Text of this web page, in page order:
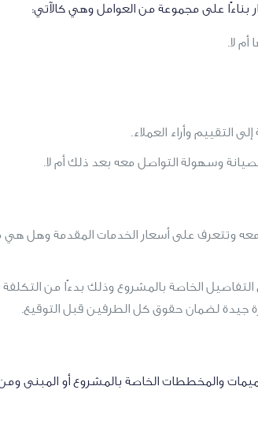
بناءًا على مجموعة من العوامل وهي كالآتي:
لا.
التقييم وأراء العملاء.
وسهولة التواصل معه بعد ذلك أم لا.
وتتعرف على أسعار الخدمات المقدمة وهل هي
الخاصة بالمشروع وذلك بدءًا من التكلفة
جيدة لضمان حقوق كل الطرفين قبل التوقيع.
والمخططات الخاصة بالمشروع أو